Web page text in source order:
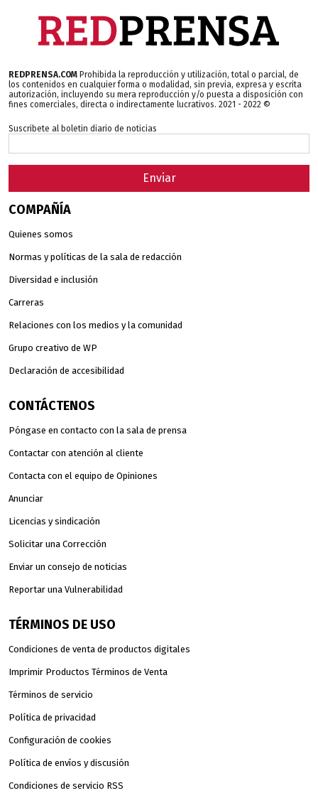
REDPRENSA.COM Prohibida la reproducción y utilización, total o parcial, de
los contenidos en cualquier forma o modalidad, sin previa, expresa y escrita
autorización, incluyendo su mera reproducción y/o puesta a disposición con
fines comerciales, directa o indirectamente lucrativos. 2021 - 2022 ©
Suscribete al boletin diario de noticias
Enviar
COMPAÑÍA
Quienes somos
Normas y políticas de la sala de redacción
Diversidad e inclusión
Carreras
Relaciones con los medios y la comunidad
Grupo creativo de WP
Declaración de accesibilidad
CONTÁCTENOS
Póngase en contacto con la sala de prensa
Contactar con atención al cliente
Contacta con el equipo de Opiniones
Anunciar
Licencias y sindicación
Solicitar una Corrección
Enviar un consejo de noticias
Reportar una Vulnerabilidad
TÉRMINOS DE USO
Condiciones de venta de productos digitales
Imprimir Productos Términos de Venta
Términos de servicio
Política de privacidad
Configuración de cookies
Política de envíos y discusión
Condiciones de servicio RSS